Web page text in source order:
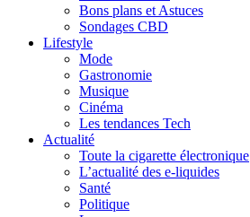
Bons plans et Astuces
Sondages CBD
Lifestyle
Mode
Gastronomie
Musique
Cinéma
Les tendances Tech
Actualité
Toute la cigarette électronique
L’actualité des e-liquides
Santé
Politique